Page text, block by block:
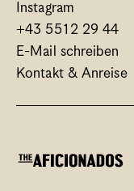
Instagram
+43 5512 29 44
E-Mail schreiben
Kontakt & Anreise